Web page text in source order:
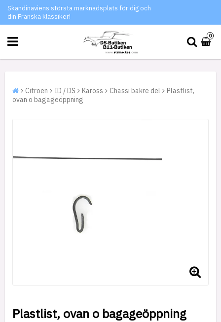
Skandinaviens största marknadsplats för dig och
din Franska klassiker!
0
Citroen ID / DS Kaross Chassi bakre del
Plastlist,
ovan o bagageöppning
Plastlist, ovan o bagageöppning